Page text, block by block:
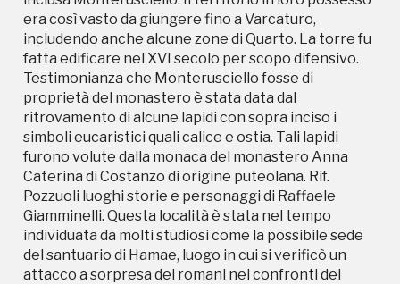
era così vasto da giungere fino a Varcaturo,
includendo anche alcune zone di Quarto. La torre fu
fatta edificare nel XVI secolo per scopo difensivo.
Testimonianza che Monterusciello fosse di
proprietà del monastero è stata data dal
ritrovamento di alcune lapidi con sopra inciso i
simboli eucaristici quali calice e ostia. Tali lapidi
furono volute dalla monaca del monastero Anna
Caterina di Costanzo di origine puteolana. Rif.
Pozzuoli luoghi storie e personaggi di Raffaele
Giamminelli. Questa località è stata nel tempo
individuata da molti studiosi come la possibile sede
del santuario di Hamae, luogo in cui si verificò un
attacco a sorpresa dei romani nei confronti dei
attacco a sorpresa dei romani nei confronti dei
capuani.
Storico campagne in questo
luogo